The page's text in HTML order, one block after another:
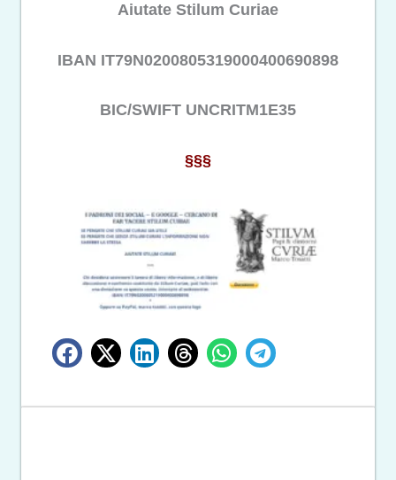
Aiutate Stilum Curiae
IBAN IT79N0200805319000400690898
BIC/SWIFT UNCRITM1E35
§§§